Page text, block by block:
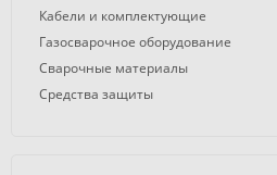
Кабели и комплектующие
Газосварочное оборудование
Сварочные материалы
Средства защиты